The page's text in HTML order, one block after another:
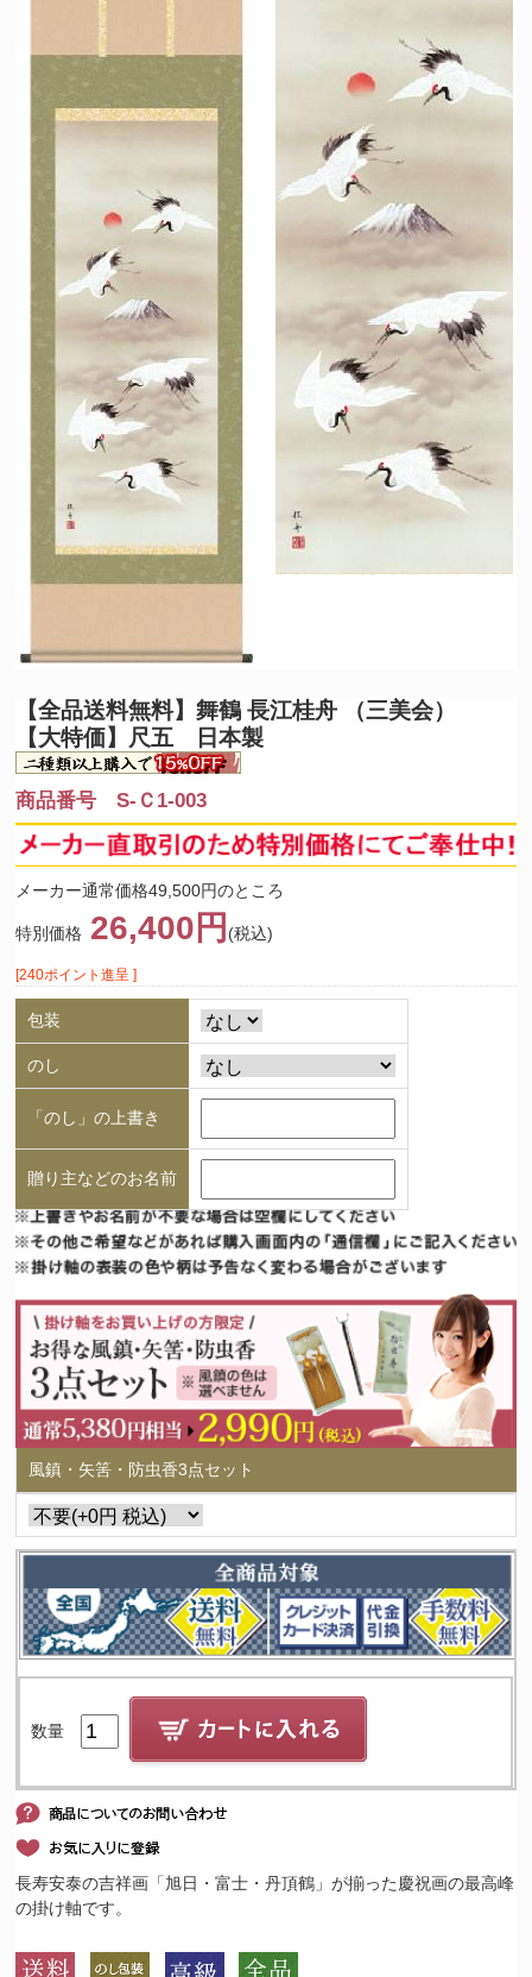
【全品送料無料】舞鶴 長江桂舟 （三美会）
【大特価】尺五 日本製
商品番号 S-Ｃ1-003
メーカー通常価格49,500円のところ
特別価格 26,400円 (税込)
[240ポイント進呈 ]
包装
のし
「のし」の上書き
贈り主などのお名前
風鎮・矢筈・防虫香3点セット
数量
長寿安泰の吉祥画「旭日・富士・丹頂鶴」が揃った慶祝画の最高峰
の掛け軸です。